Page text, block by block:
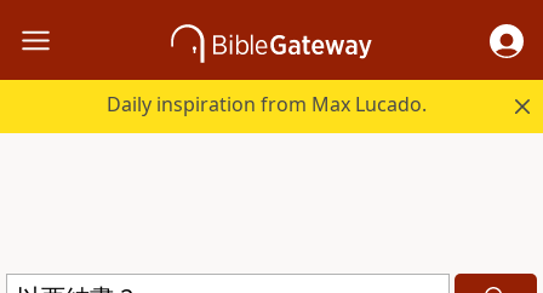
Daily inspiration from Max Lucado.